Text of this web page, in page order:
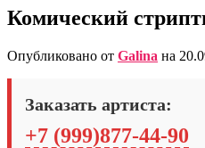
Комический
Опубликовано от Galina на
Заказать артиста:
+7 (999)877-44-90